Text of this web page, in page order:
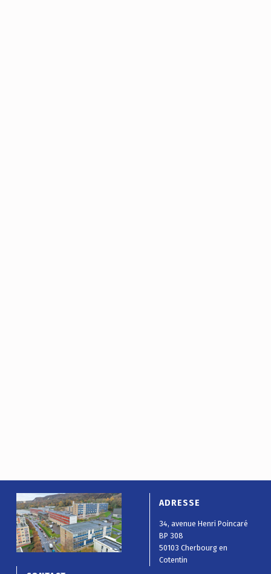
ADRESSE
34, avenue Henri Poincaré
BP 308
50103 Cherbourg en
Cotentin